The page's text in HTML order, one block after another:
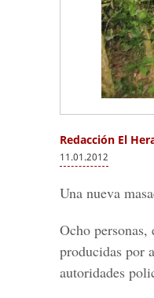
Redacción El
11.01.2012
Una nueva
Ocho
producidas por
autoridades